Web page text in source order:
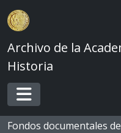
Skip to main content
Archivo de la
Historia
Toggle navigation
Fondos documentales